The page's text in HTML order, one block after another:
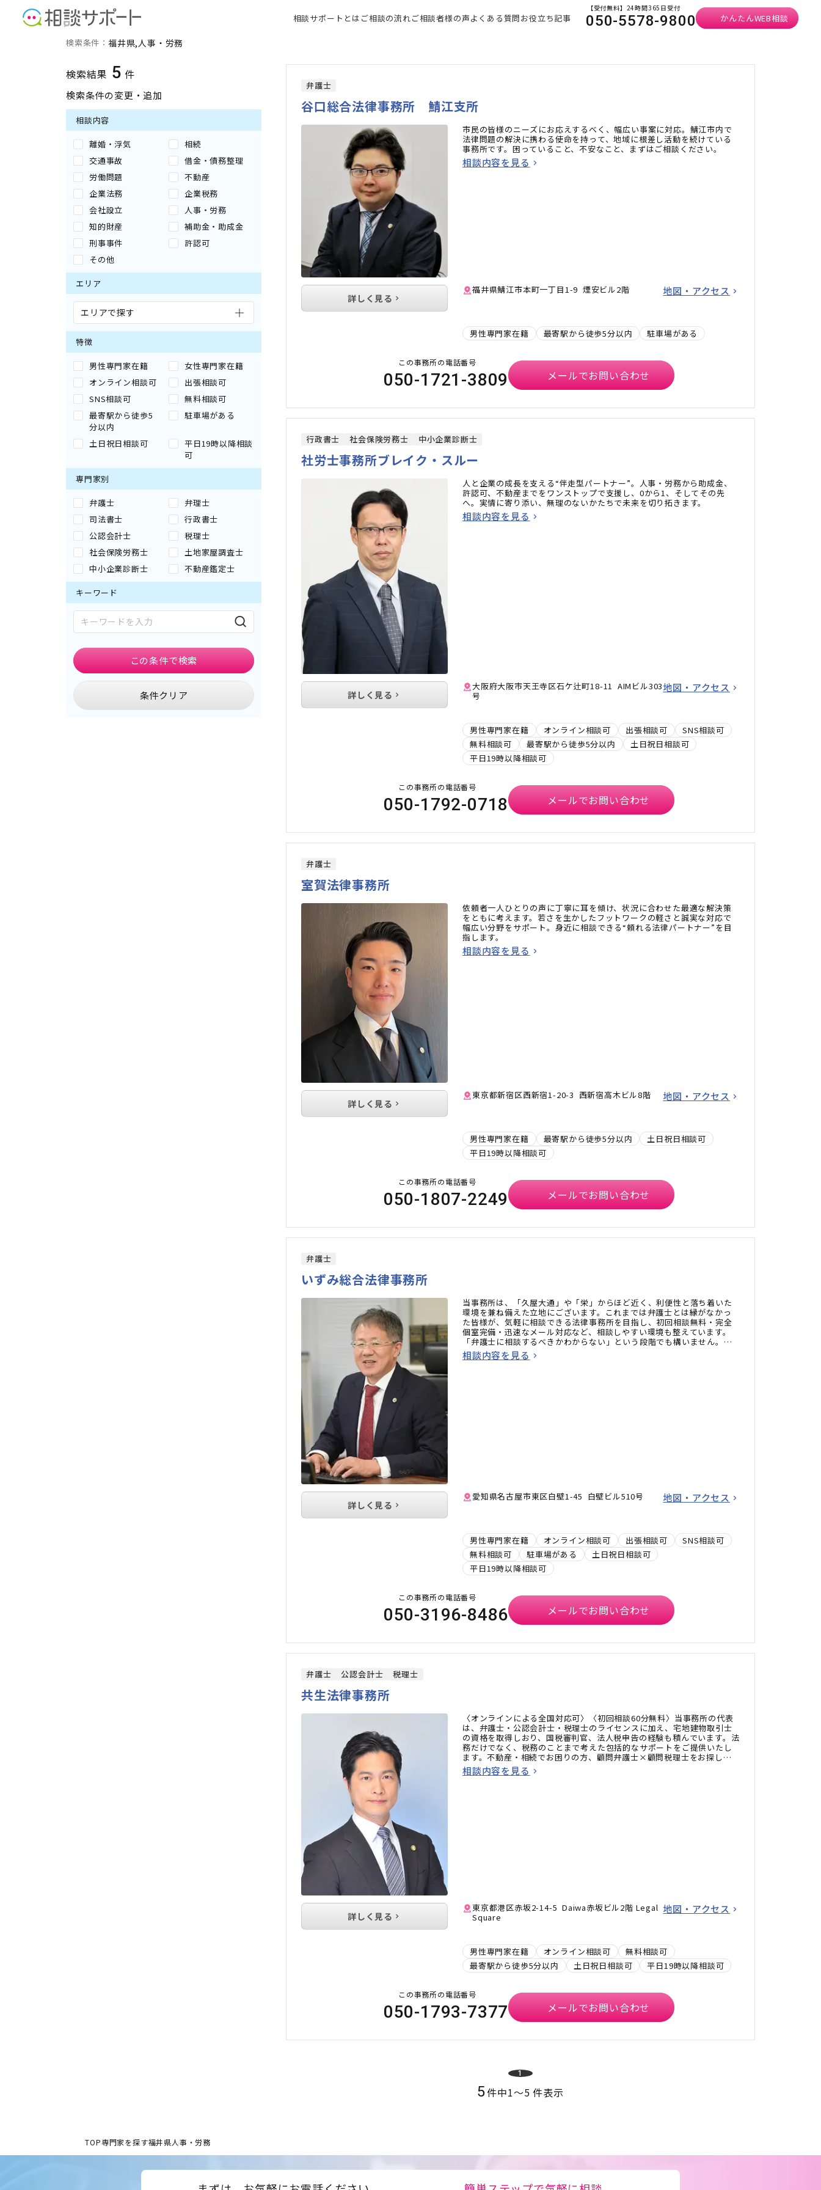
相談サポートとは ご相談の流れご相談者様の声よくある質問お役立ち記事
【受付無料】24時間365日受付
050-5578-9800 かんたんWEB相談
福井県の人事・労務に強い専門家の検索結果
検索条件： 福井県 人事・労務
検索結果 5 件
検索条件の変更・追加
相談内容
離婚・浮気
相続
交通事故
借金・債務整理
労働問題
不動産
企業法務
企業税務
会社設立
人事・労務
知的財産
補助金・助成金
刑事事件
許認可
その他
エリア
エリアで探す
特徴
男性専門家在籍
女性専門家在籍
オンライン相談可
出張相談可
SNS相談可
無料相談可
最寄駅から徒歩5
分以内
駐車場がある
土日祝日相談可
平日19時以降相談
可
専門家別
弁護士
弁理士
司法書士
行政書士
公認会計士
税理士
社会保険労務士
土地家屋調査士
中小企業診断士
不動産鑑定士
キーワード
条件クリア
この条件で検索
弁護士
谷口総合法律事務所 鯖江支所
市民の皆様のニーズにお応えするべく、幅広い事案に対応。鯖江市内で
法律問題の解決に携わる使命を持って、地域に根差し活動を続けている
事務所です。困っていること、不安なこと、まずはご相談ください。
相談内容を見る
福井県鯖江市本町一丁目1-9 煙安ビル2階 地図・アクセス
男性専門家在籍 最寄駅から徒歩5分以内 駐車場がある
詳しく見る
この事務所の電話番号
050-1721-3809 メールでお問い合わせ
行政書士 社会保険労務士 中小企業診断士
社労士事務所ブレイク・スルー
人と企業の成長を支える“伴走型パートナー”。人事・労務から助成金、
許認可、不動産までをワンストップで支援し、0から1、そしてその先
へ。実情に寄り添い、無理のないかたちで未来を切り拓きます。
相談内容を見る
大阪府大阪市天王寺区石ケ辻町18-11 AIMビル303
号
地図・アクセス
男性専門家在籍 オンライン相談可 出張相談可
SNS相談可
無料相談可
最寄駅から徒歩5分以内
土日祝日相談可
平日19時以降相談可
詳しく見る
この事務所の電話番号
050-1792-0718 メールでお問い合わせ
弁護士
室賀法律事務所
依頼者一人ひとりの声に丁寧に耳を傾け、状況に合わせた最適な解決策
をともに考えます。若さを生かしたフットワークの軽さと誠実な対応で
幅広い分野をサポート。身近に相談できる“頼れる法律パートナー”を目
指します。
相談内容を見る
東京都新宿区西新宿1-20-3 西新宿高木ビル8階 地図・アクセス
男性専門家在籍 最寄駅から徒歩5分以内
土日祝日相談可
平日19時以降相談可
詳しく見る
この事務所の電話番号
050-1807-2249 メールでお問い合わせ
弁護士
いずみ総合法律事務所
当事務所は、「久屋大通」や「栄」からほど近く、利便性と落ち着いた
環境を兼ね備えた立地にございます。これまでは弁護士とは縁がなかっ
た皆様が、気軽に相談できる法律事務所を目指し、初回相談無料・完全
個室完備・迅速なメール対応など、相談しやすい環境も整えています。
「弁護士に相談するべきかわからない」という段階でも構いません。ぜ
ひお気軽にご相談ください。
相談内容を見る
愛知県名古屋市東区白壁1-45 白壁ビル510号 地図・アクセス
男性専門家在籍 オンライン相談可 出張相談可
SNS相談可
無料相談可
駐車場がある
土日祝日相談可
平日19時以降相談可
詳しく見る
この事務所の電話番号
050-3196-8486 メールでお問い合わせ
弁護士 公認会計士 税理士
共生法律事務所
〈オンラインによる全国対応可〉〈初回相談60分無料〉当事務所の代表
は、弁護士・公認会計士・税理士のライセンスに加え、宅地建物取引士
の資格を取得しおり、国税審判官、法人税申告の経験も積んでいます。法
務だけでなく、税務のことまで考えた包括的なサポートをご提供いたし
ます。不動産・相続でお困りの方、顧問弁護士×顧問税理士をお探しの
方はお気軽にご相談ください。
相談内容を見る
東京都港区赤坂2-14-5 Daiwa赤坂ビル2階 Legal
Square
地図・アクセス
男性専門家在籍 オンライン相談可
無料相談可
最寄駅から徒歩5分以内
土日祝日相談可 平日19時以降相談可
詳しく見る
この事務所の電話番号
050-1793-7377 メールでお問い合わせ
1
5件中1〜5 件表示
TOP専門家を探す福井県人事・労務